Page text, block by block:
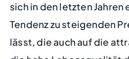
sich in den letzten Jahren
Tendenz zu steigenden
lässt, die auch auf die